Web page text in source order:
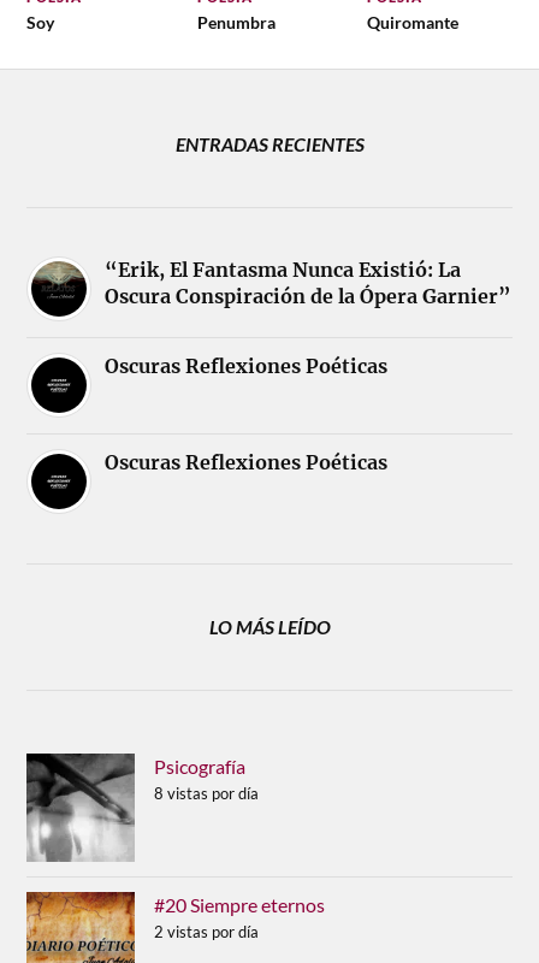
Soy Penumbra Quiromante
ENTRADAS RECIENTES
“Erik, El Fantasma Nunca Existió: La
Oscura Conspiración de la Ópera Garnier”
Oscuras Reflexiones Poéticas
Oscuras Reflexiones Poéticas
LO MÁS LEÍDO
Psicografía
8 vistas por día
#20 Siempre eternos
2 vistas por día